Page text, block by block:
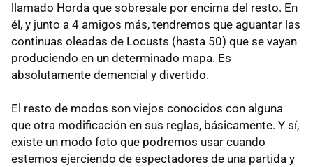
llamado Horda que sobresale por encima del resto. En
él, y junto a 4 amigos más, tendremos que aguantar las
continuas oleadas de Locusts (hasta 50) que se vayan
produciendo en un determinado mapa. Es
absolutamente demencial y divertido.
El resto de modos son viejos conocidos con alguna
que otra modificación en sus reglas, básicamente. Y sí,
existe un modo foto que podremos usar cuando
estemos ejerciendo de espectadores de una partida y